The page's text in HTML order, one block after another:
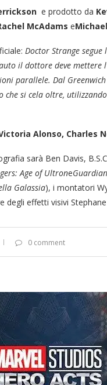
e prodotto da
McAdams e
Doctor Strange
il dottore deve
parallele. Dal
che si cela oltre,
Alonso, Charles
sarà Ben Davis,
Age of Ultrone
Galassia), i montatori
degli effetti visivi
0 comment